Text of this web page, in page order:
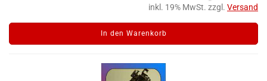
inkl. 19% MwSt. zzgl. Versand
In den Warenkorb